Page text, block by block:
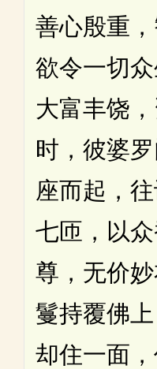
善心殷重
欲令一切众
大富丰饶，
时，彼婆
座而起，
七匝，以
尊，无价
鬘持覆佛上
却住一面